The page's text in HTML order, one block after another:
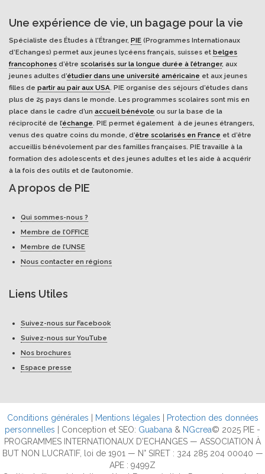
Une expérience de vie, un bagage pour la vie
Spécialiste des Études à l'Étranger, PIE (Programmes Internationaux
d’Echanges) permet aux jeunes lycéens français, suisses et belges
francophones d’être scolarisés sur la longue durée à l’étranger, aux
jeunes adultes d’étudier dans une université américaine et aux jeunes
filles de partir au pair aux USA. PIE organise des séjours d’études dans
plus de 25 pays dans le monde. Les programmes scolaires sont mis en
place dans le cadre d’un accueil bénévole ou sur la base de la
réciprocité de l’échange. PIE permet également à de jeunes étrangers,
venus des quatre coins du monde, d’être scolarisés en France et d’être
accueillis bénévolement par des familles françaises. PIE travaille à la
formation des adolescents et des jeunes adultes et les aide à acquérir
à la fois des outils et de l’autonomie.
A propos de PIE
Qui sommes-nous ?
Membre de l’OFFICE
Membre de l’UNSE
Nous contacter en régions
Liens Utiles
Suivez-nous sur Facebook
Suivez-nous sur YouTube
Nos brochures
Espace presse
Conditions générales Mentions légales
Protection des données
personnelles | Conception et SEO: Guabana & NGcrea© 2025 PIE -
PROGRAMMES INTERNATIONAUX D'ECHANGES — ASSOCIATION À
BUT NON LUCRATIF, loi de 1901 — N° SIRET : 324 285 204 00040 —
APE : 9499Z